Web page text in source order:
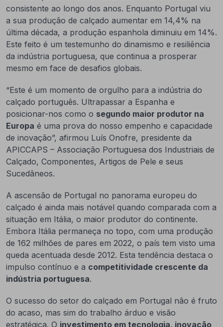
consistente ao longo dos anos. Enquanto Portugal viu
a sua produção de calçado aumentar em 14,4% na
última década, a produção espanhola diminuiu em 14%.
Este feito é um testemunho do dinamismo e resiliência
da indústria portuguesa, que continua a prosperar
mesmo em face de desafios globais.
“Este é um momento de orgulho para a indústria do
calçado português. Ultrapassar a Espanha e
posicionar-nos como o segundo maior produtor na
Europa é uma prova do nosso empenho e capacidade
de inovação”, afirmou Luís Onofre, presidente da
APICCAPS – Associação Portuguesa dos Industriais de
Calçado, Componentes, Artigos de Pele e seus
Sucedâneos.
A ascensão de Portugal no panorama europeu do
calçado é ainda mais notável quando comparada com a
situação em Itália, o maior produtor do continente.
Embora Itália permaneça no topo, com uma produção
de 162 milhões de pares em 2022, o país tem visto uma
queda acentuada desde 2012. Esta tendência destaca o
impulso contínuo e a competitividade crescente da
indústria portuguesa.
O sucesso do setor do calçado em Portugal não é fruto
do acaso, mas sim do trabalho árduo e visão
estratégica. O investimento em tecnologia, inovação